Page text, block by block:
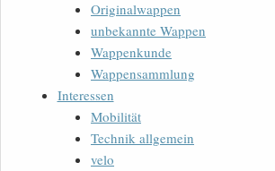
Originalwappen
unbekannte Wappen
Wappenkunde
Wappensammlung
Interessen
Mobilität
Technik allgemein
velo